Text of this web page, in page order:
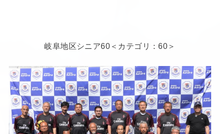
岐阜地区シニア60＜カテゴリ：60＞